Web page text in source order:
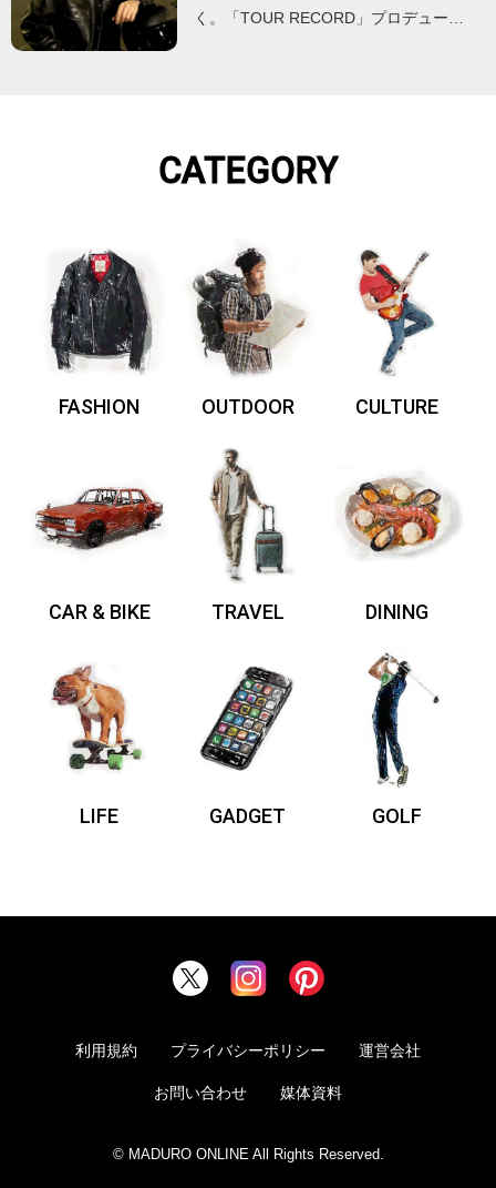
く。「TOUR RECORD」プロデュー…
CATEGORY
FASHION OUTDOOR CULTURE
CAR & BIKE TRAVEL DINING
LIFE GADGET GOLF
利用規約 プライバシーポリシー 運営会社
お問い合わせ 媒体資料
© MADURO ONLINE All Rights Reserved.